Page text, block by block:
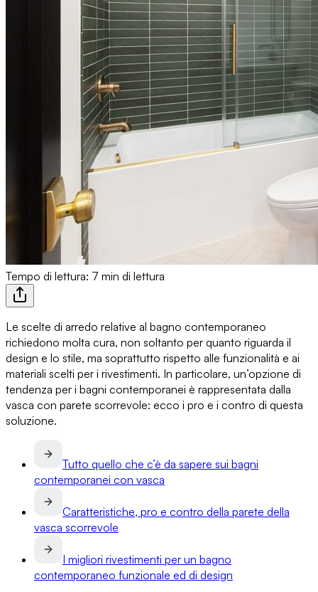
Tempo di lettura: 7 min di lettura
Le scelte di arredo relative al bagno contemporaneo
richiedono molta cura, non soltanto per quanto riguarda il
design e lo stile, ma soprattutto rispetto alle funzionalità e ai
materiali scelti per i rivestimenti. In particolare, un’opzione di
tendenza per i bagni contemporanei è rappresentata dalla
vasca con parete scorrevole: ecco i pro e i contro di questa
soluzione.
Tutto quello che c’è da sapere sui bagni
contemporanei con vasca
Caratteristiche, pro e contro della parete della
vasca scorrevole
I migliori rivestimenti per un bagno
contemporaneo funzionale ed di design